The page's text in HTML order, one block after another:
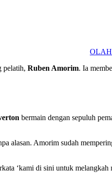
pelatih, Ruben Amorim. Ia
bermain dengan sepuluh
alasan. Amorim sudah
‘kami di sini untuk melangkah